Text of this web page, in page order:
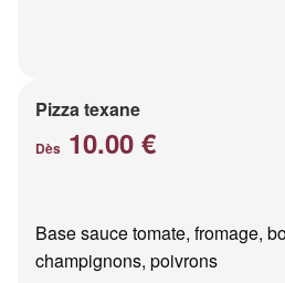
Pizza texane
Dès 10.00 €
Base sauce tomate, fromage,
champignons, poivrons